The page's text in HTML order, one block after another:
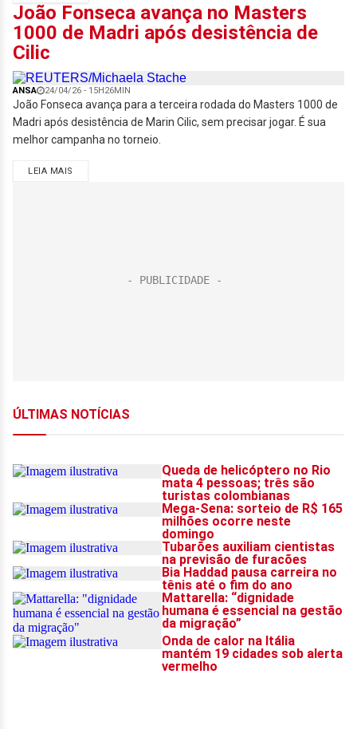
João Fonseca avança no Masters
1000 de Madri após desistência de
Cilic
ANSA 24/04/26 - 15H26MIN
João Fonseca avança para a terceira rodada do Masters 1000 de
Madri após desistência de Marin Cilic, sem precisar jogar. É sua
melhor campanha no torneio.
LEIA MAIS